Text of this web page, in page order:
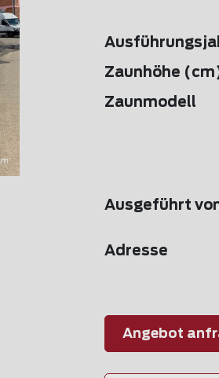
Zaunhöhe
Zaunmodell
Ausgeführt
Adresse
Angebot